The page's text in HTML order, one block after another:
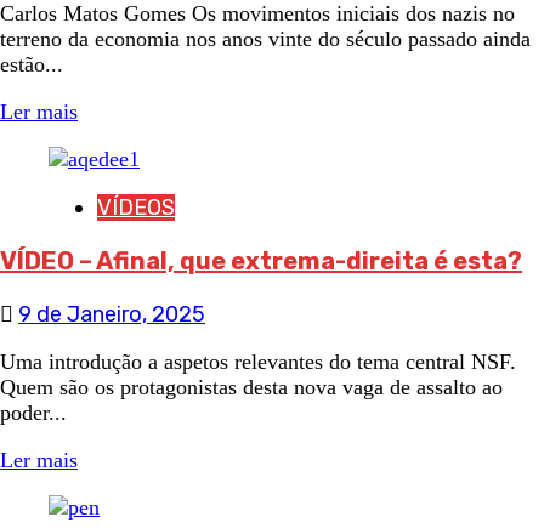
Carlos Matos Gomes Os movimentos iniciais dos nazis no
terreno da economia nos anos vinte do século passado ainda
estão...
Ler mais
VÍDEOS
VÍDEO – Afinal, que extrema-direita é esta?
9 de Janeiro, 2025
Uma introdução a aspetos relevantes do tema central NSF.
Quem são os protagonistas desta nova vaga de assalto ao
poder...
Ler mais